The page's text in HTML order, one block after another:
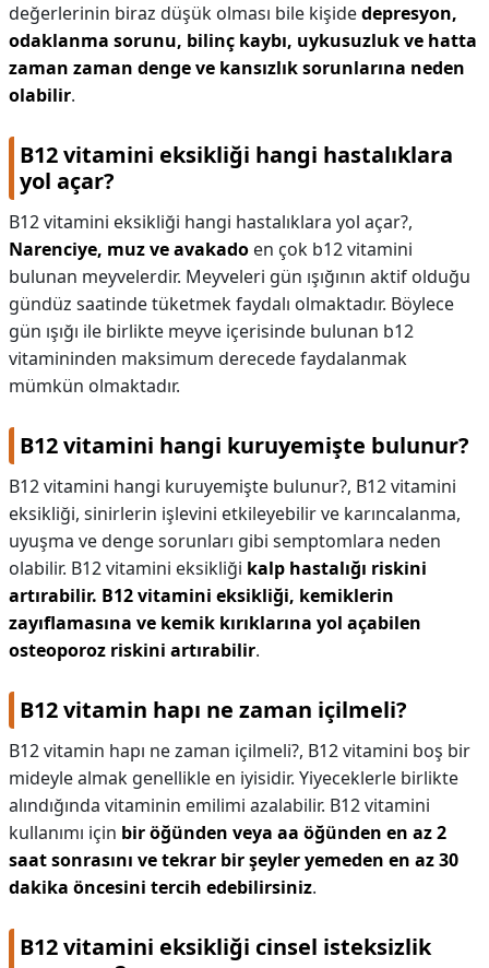
değerlerinin biraz düşük olması bile kişidedepresyon,
odaklanma sorunu, bilinç kaybı, uykusuzluk ve hatta
zaman zaman denge ve kansızlık sorunlarına neden
olabilir.
B12 vitamini eksikliği hangi hastalıklara
yol açar?
B12 vitamini eksikliği hangi hastalıklara yol açar?,
Narenciye, muz ve avakado en çok b12 vitamini
bulunan meyvelerdir. Meyveleri gün ışığının aktif olduğu
gündüz saatinde tüketmek faydalı olmaktadır. Böylece
gün ışığı ile birlikte meyve içerisinde bulunan b12
vitamininden maksimum derecede faydalanmak
mümkün olmaktadır.
B12 vitamini hangi kuruyemişte bulunur?
B12 vitamini hangi kuruyemişte bulunur?, B12 vitamini
eksikliği, sinirlerin işlevini etkileyebilir ve karıncalanma,
uyuşma ve denge sorunları gibi semptomlara neden
olabilir. B12 vitamini eksikliği kalp hastalığı riskini
artırabilir. B12 vitamini eksikliği, kemiklerin
zayıflamasına ve kemik kırıklarına yol açabilen
osteoporoz riskini artırabilir.
B12 vitamin hapı ne zaman içilmeli?
B12 vitamin hapı ne zaman içilmeli?, B12 vitamini boş bir
mideyle almak genellikle en iyisidir. Yiyeceklerle birlikte
alındığında vitaminin emilimi azalabilir. B12 vitamini
kullanımı için bir öğünden veya aa öğünden en az 2
saat sonrasını ve tekrar bir şeyler yemeden en az 30
dakika öncesini tercih edebilirsiniz.
B12 vitamini eksikliği cinsel isteksizlik